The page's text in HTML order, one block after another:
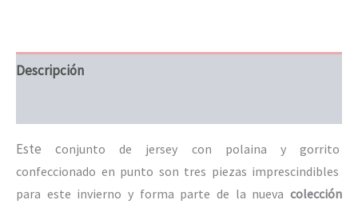
Descripción
Este conjunto de jersey con polaina y gorrito
confeccionado en punto son tres piezas imprescindibles
para este invierno y forma parte de la nueva colección